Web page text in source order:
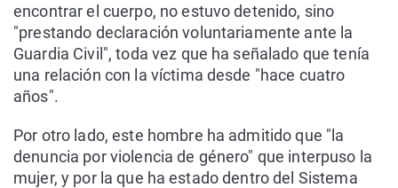
encontrar el cuerpo, no estuvo detenido, sino
"prestando declaración voluntariamente ante la
Guardia Civil", toda vez que ha señalado que tenía
una relación con la víctima desde "hace cuatro
años".
Por otro lado, este hombre ha admitido que "la
denuncia por violencia de género" que interpuso la
mujer, y por la que ha estado dentro del Sistema